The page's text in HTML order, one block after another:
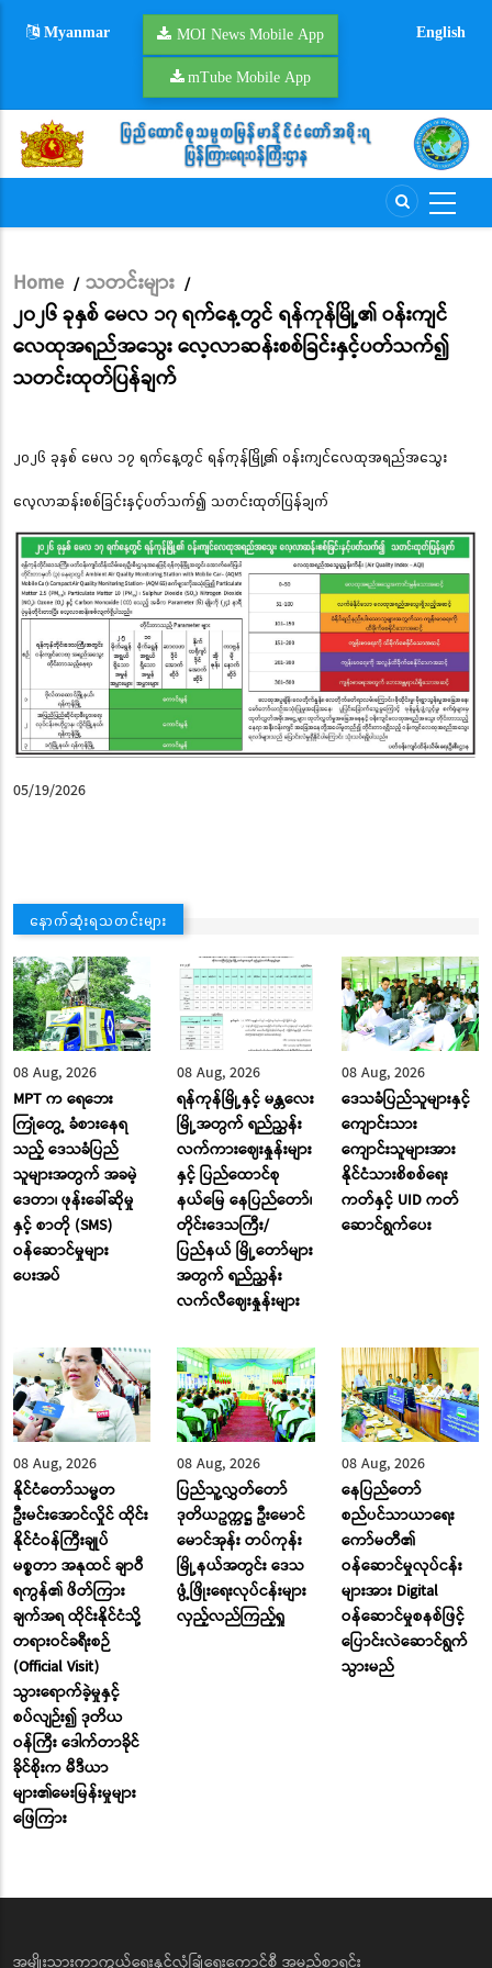
Myanmar MOI News Mobile App
mTube Mobile App
English
Breadcrumb
Home / သတင်းများ /
၂၀၂၆ ခုနှစ် မေလ ၁၇ ရက်နေ့တွင် ရန်ကုန်မြို့၏ ဝန်းကျင်
လေထုအရည်အသွေး လေ့လာဆန်းစစ်ခြင်းနှင့်ပတ်သက်၍
သတင်းထုတ်ပြန်ချက်
၂၀၂၆ ခုနှစ် မေလ ၁၇ ရက်နေ့တွင် ရန်ကုန်မြို့၏ ဝန်းကျင်လေထုအရည်အသွေး
လေ့လာဆန်းစစ်ခြင်းနှင့်ပတ်သက်၍ သတင်းထုတ်ပြန်ချက်
05/19/2026
နောက်ဆုံးရသတင်းများ
08 Aug, 2026
MPT က ရေဘေး
ကြုံတွေ့ ခံစားနေရ
သည့် ဒေသခံပြည်
သူများအတွက် အခမဲ့
ဒေတာ၊ ဖုန်းခေါ်ဆိုမှု
နှင့် စာတို (SMS)
ဝန်ဆောင်မှုများ
ပေးအပ်
08 Aug, 2026
ရန်ကုန်မြို့နှင့် မန္တလေး
မြို့အတွက် ရည်ညွှန်း
လက်ကားဈေးနှုန်းများ
နှင့် ပြည်ထောင်စု
နယ်မြေ နေပြည်တော်၊
တိုင်းဒေသကြီး/
ပြည်နယ် မြို့တော်များ
အတွက် ရည်ညွှန်း
လက်လီဈေးနှုန်းများ
08 Aug, 2026
ဒေသခံပြည်သူများနှင့်
ကျောင်းသား
ကျောင်းသူများအား
နိုင်ငံသားစိစစ်ရေး
ကတ်နှင့် UID ကတ်
ဆောင်ရွက်ပေး
08 Aug, 2026
နိုင်ငံတော်သမ္မတ
ဦးမင်းအောင်လှိုင် ထိုင်း
နိုင်ငံဝန်ကြီးချုပ်
မစ္စတာ အနုထင် ချာဝီ
ရကွန်၏ ဖိတ်ကြား
ချက်အရ ထိုင်းနိုင်ငံသို့
တရားဝင်ခရီးစဉ်
(Official Visit)
သွားရောက်ခဲ့မှုနှင့်
စပ်လျဉ်း၍ ဒုတိယ
ဝန်ကြီး ဒေါက်တာခိုင်
ခိုင်စိုးက မီဒီယာ
များ၏မေးမြန်းမှုများ
ဖြေကြား
08 Aug, 2026
ပြည်သူ့လွှတ်တော်
ဒုတိယဥက္ကဋ္ဌ ဦးမောင်
မောင်အုန်း တပ်ကုန်း
မြို့နယ်အတွင်း ဒေသ
ဖွံ့ဖြိုးရေးလုပ်ငန်းများ
လှည့်လည်ကြည့်ရှု
08 Aug, 2026
နေပြည်တော်
စည်ပင်သာယာရေး
ကော်မတီ၏
ဝန်ဆောင်မှုလုပ်ငန်း
များအား Digital
ဝန်ဆောင်မှုစနစ်ဖြင့်
ပြောင်းလဲဆောင်ရွက်
သွားမည်
အမျိုးသားကာကွယ်ရေးနှင့်လုံခြုံရေးကောင်စီ အမည်စာရင်း